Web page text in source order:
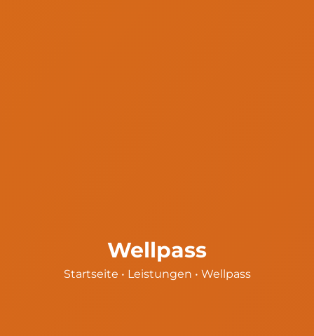
Wellpass
Startseite • Leistungen • Wellpass